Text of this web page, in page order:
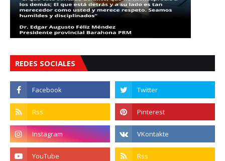
REDES SOCIALES